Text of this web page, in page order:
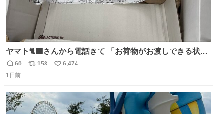
ヤマト🐈‍⬛さんから電話きて 「お荷物がお渡しできる状況
でない程潰れてまして」って えっ😳 見に行くとこの状態
😭 海渡ってくる時に潰れたっぽい 「一旦戻して新しいの
て事で中身無事だったから連れて帰って来た😅 壊れる物な
くて良かった
返
信
60
リ
ト
数
158
い
数
6,474
1日前